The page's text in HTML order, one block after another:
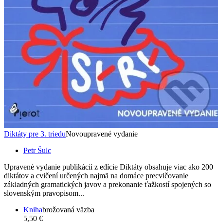
Diktáty pre 3. trieduNovoupravené vydanie
Petr Šulc
Upravené vydanie publikácií z edície Diktáty obsahuje viac ako 200
diktátov a cvičení určených najmä na domáce precvičovanie
základných gramatických javov a prekonanie ťažkostí spojených so
slovenským pravopisom...
Knihabrožovaná väzba
5,50 €